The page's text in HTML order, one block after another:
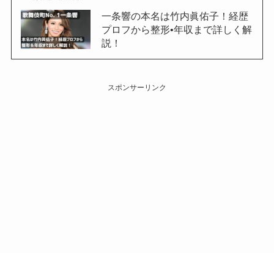
一条響の本名は竹内眞佑子！経歴
プロフから整形•年収まで詳しく解
説！
スポンサーリンク